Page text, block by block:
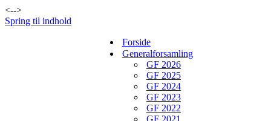
<-->
Spring til indhold
Forside
Generalforsamling
GF 2026
GF 2025
GF 2024
GF 2023
GF 2022
GF 2021